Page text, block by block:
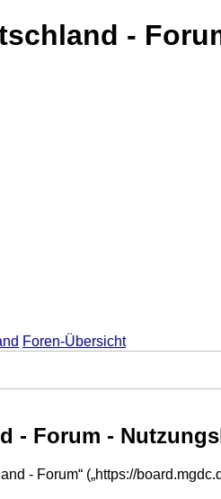
-
Foren-Übersicht
- Forum -
- Forum“ („https://